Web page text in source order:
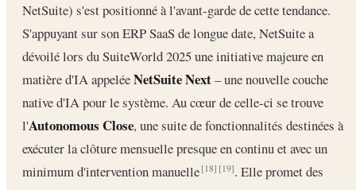
NetSuite) s'est positionné à l'avant-garde de cette tendance.
S'appuyant sur son ERP SaaS de longue date, NetSuite a
dévoilé lors du SuiteWorld 2025 une initiative majeure en
matière d'IA appeléeNetSuite Next– une nouvelle couche
native d'IA pour le système. Au cœur de celle-ci se trouve
l'Autonomous Close, une suite de fonctionnalités destinées à
exécuter la clôture mensuelle presque en continu et avec un
minimum d'intervention manuelle[18] [19]. Elle promet des